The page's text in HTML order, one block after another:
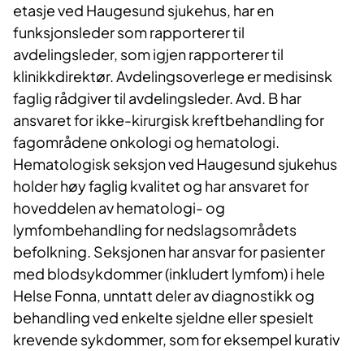
etasje ved Haugesund sjukehus, har en
funksjonsleder som rapporterer til
avdelingsleder, som igjen rapporterer til
klinikkdirektør. Avdelingsoverlege er medisinsk
faglig rådgiver til avdelingsleder. Avd. B har
ansvaret for ikke-kirurgisk kreftbehandling for
fagområdene onkologi og hematologi.
Hematologisk seksjon ved Haugesund sjukehus
holder høy faglig kvalitet og har ansvaret for
hoveddelen av hematologi- og
lymfombehandling for nedslagsområdets
befolkning. Seksjonen har ansvar for pasienter
med blodsykdommer (inkludert lymfom) i hele
Helse Fonna, unntatt deler av diagnostikk og
behandling ved enkelte sjeldne eller spesielt
krevende sykdommer, som for eksempel kurativ